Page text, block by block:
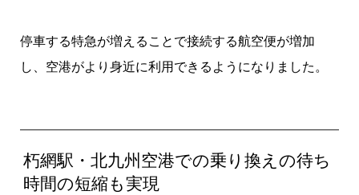
停車する特急が増えることで接続する航空便が増加
し、空港がより身近に利用できるようになりました。
朽網駅・北九州空港での乗り換えの待ち
時間の短縮も実現